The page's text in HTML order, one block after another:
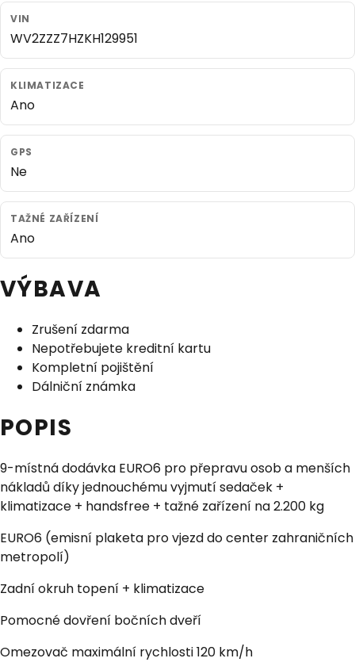
VIN
WV2ZZZ7HZKH129951
KLIMATIZACE
Ano
GPS
Ne
TAŽNÉ ZAŘÍZENÍ
Ano
VÝBAVA
Zrušení zdarma
Nepotřebujete kreditní kartu
Kompletní pojištění
Dálniční známka
POPIS
9-místná dodávka EURO6 pro přepravu osob a menších
nákladů díky jednouchému vyjmutí sedaček +
klimatizace + handsfree + tažné zařízení na 2.200 kg
EURO6 (emisní plaketa pro vjezd do center zahraničních
metropolí)
Zadní okruh topení + klimatizace
Pomocné dovření bočních dveří
Omezovač maximální rychlosti 120 km/h